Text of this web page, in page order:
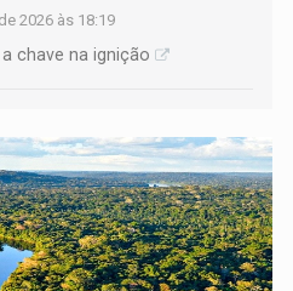
2026 às 18:19
chave na ignição